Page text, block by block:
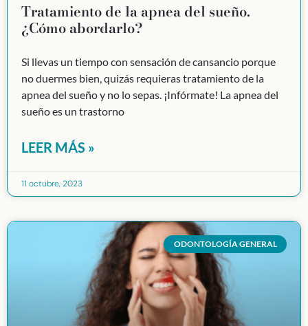
Tratamiento de la apnea del sueño.
¿Cómo abordarlo?
Si llevas un tiempo con sensación de cansancio porque
no duermes bien, quizás requieras tratamiento de la
apnea del sueño y no lo sepas. ¡Infórmate! La apnea del
sueño es un trastorno
LEER MÁS »
11 octubre, 2023
ODONTOLOGÍA GENERAL